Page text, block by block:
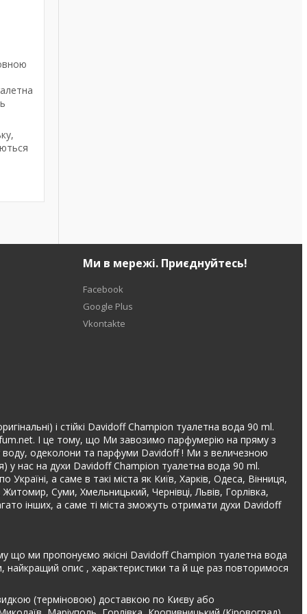
Ми в мережі. Приєднуйтесь!
Facebook
Google Plus
Vkontakte
і стійкі Davidoff Champion туалетна вода 90 ml.
І це тому, що Ми завозимо парфумерію на пряму з
воду, одеколони та парфуми Davidoff ! Ми з величезною
у нас на духи Davidoff Champion туалетна вода 90 ml.
а саме в такі міста як Київ, Харків, Одеса, Вінниця,
Суми, Хмельницький, Чернівці, Львів, Горлівка,
інших, а саме ті міста зможуть отримати духи Davidoff
що ми пропонуємо якісні Davidoff Champion туалетна вода
найкращий опис , характеристики та й ще раз повторимося
(терміновою) доставкою по Києву або